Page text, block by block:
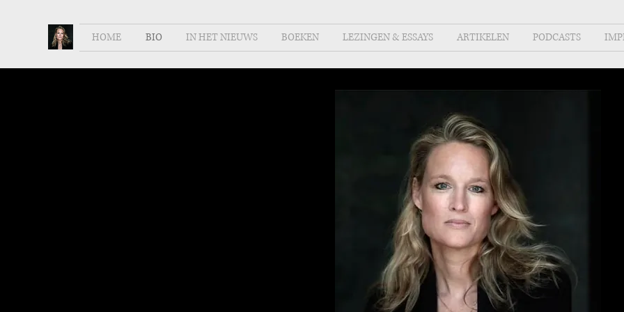
HOME BIO IN HET NIEUWS BOEKEN LEZINGEN & ESSAYS ARTIKELEN PODCASTS